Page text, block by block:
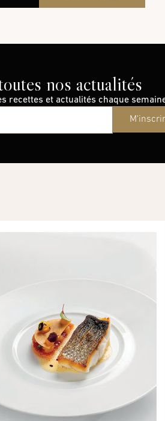
nos actualités
recettes et actualités chaque